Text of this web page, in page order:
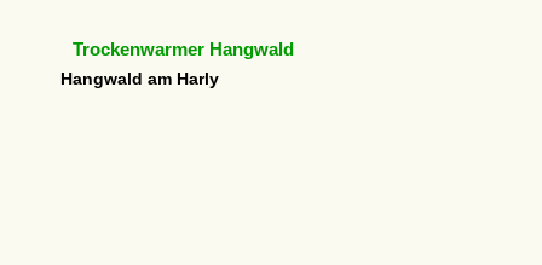
Trockenwarmer Hangwald
Hangwald am Harly